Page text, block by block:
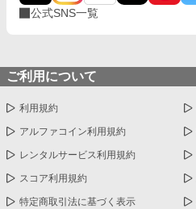
公式SNS一覧
ご利用について
利用規約
アルファコイン利用規約
レンタルサービス利用規約
スコア利用規約
特定商取引法に基づく表示